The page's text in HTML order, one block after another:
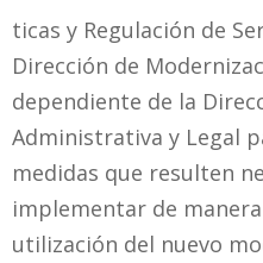
ticas y Regulación de
Dirección de
dependiente de la
Administrativa y Legal
medidas que resulten
implementar de
utilización del nuevo